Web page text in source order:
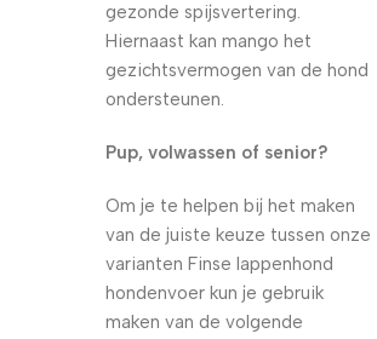
gezonde spijsvertering.
Hiernaast kan mango het
gezichtsvermogen van de hond
ondersteunen.
Pup, volwassen of senior?
Om je te helpen bij het maken
van de juiste keuze tussen onze
varianten Finse lappenhond
hondenvoer kun je gebruik
maken van de volgende